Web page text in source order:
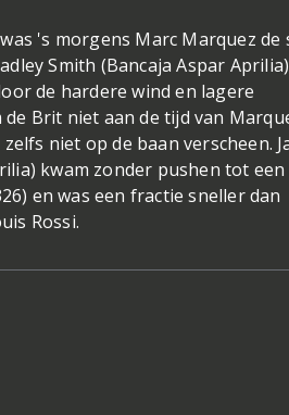
's morgens Marc Marquez de
Smith (Bancaja Aspar
de hardere wind en lagere
Brit niet aan de tijd van
zelfs niet op de baan verscheen.
kwam zonder pushen tot een
en was een fractie sneller dan
Rossi.